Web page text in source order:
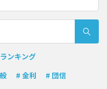
ンキング
# 金利 # 団信